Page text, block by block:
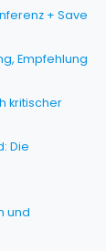
+ Save
Empfehlung
kritischer
Die
und